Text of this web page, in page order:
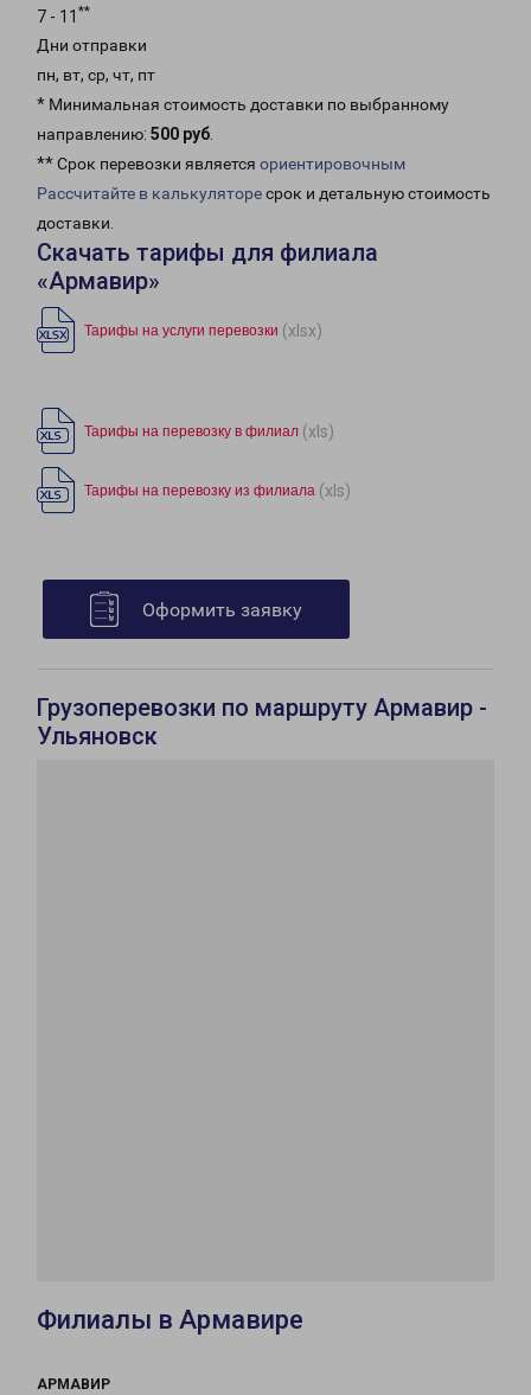
7 - 11 **
Дни отправки
пн, вт, ср, чт, пт
* Минимальная стоимость доставки по выбранному
направлению: 500 руб.
** Срок перевозки является ориентировочным
Рассчитайте в калькуляторесрок и детальную стоимость
доставки.
Скачать тарифы для филиала
«Армавир»
Тарифы на услуги перевозки (xlsx)
Тарифы на перевозку в филиал (xls)
Тарифы на перевозку из филиала (xls)
Оформить заявку
Грузоперевозки по маршруту Армавир -
Ульяновск
Филиалы в Армавире
АРМАВИР